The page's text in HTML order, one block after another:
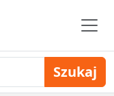
Szukaj